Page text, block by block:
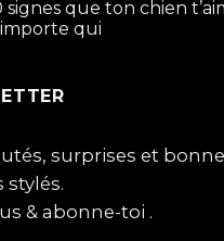
avant
que
humains
signes que ton chien
qui
surprises et
& abonne-toi .